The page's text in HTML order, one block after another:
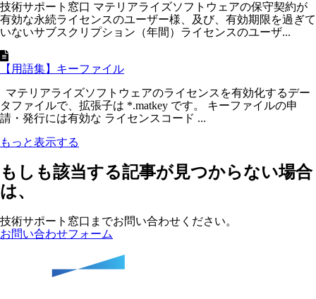
技術サポート窓口 マテリアライズソフトウェアの保守契約が
有効な永続ライセンスのユーザー様、及び、有効期限を過ぎて
いないサブスクリプション（年間）ライセンスのユーザ...
【用語集】キーファイル
マテリアライズソフトウェアのライセンスを有効化するデー
タファイルで、拡張子は *.matkey です。 キーファイルの申
請・発行には有効な ライセンスコード ...
もっと表示する
もしも該当する記事が見つからない場合
は、
技術サポート窓口までお問い合わせください。
お問い合わせフォーム